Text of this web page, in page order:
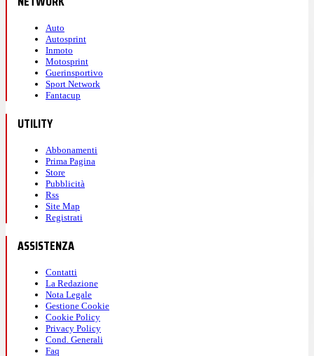
Auto
Autosprint
Inmoto
Motosprint
Guerinsportivo
Sport Network
Fantacup
UTILITY
Abbonamenti
Prima Pagina
Store
Pubblicità
Rss
Site Map
Registrati
ASSISTENZA
Contatti
La Redazione
Nota Legale
Gestione Cookie
Cookie Policy
Privacy Policy
Cond. Generali
Faq